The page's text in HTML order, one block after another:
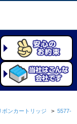
ボンカートリッジ > 5577-